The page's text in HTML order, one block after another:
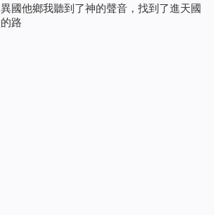
異國他鄉我聽到了神的聲音，找到了進天國
的路